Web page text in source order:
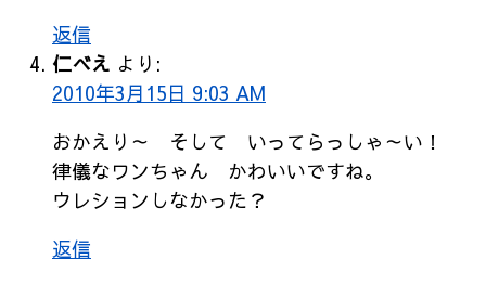
返信
仁べえ より:
2010年3月15日 9:03 AM
おかえり～ そして いってらっしゃ～い！
律儀なワンちゃん かわいいですね。
ウレションしなかった？
返信